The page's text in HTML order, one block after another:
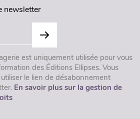
newsletter
est uniquement utilisée pour vous
des Éditions Ellipses. Vous
le lien de désabonnement
En savoir plus sur la gestion de